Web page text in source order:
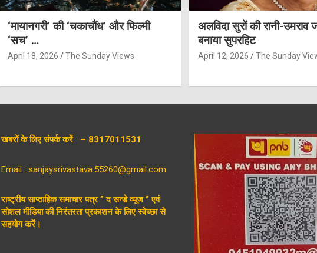
‘मायानगरी’ की ‘चकाचौंध’ और फिल्मी
‘सच’ …
April 18, 2026 The Sunday Views
अलविदा सुरों की रानी-उमराव
बनाया सुपरहिट
April 12, 2026 The Sunday
खबरों के लिए संपर्क करें – 8317011531
Email : sanjaysrivastava.55260@gmail.com
राष्ट्रीय साप्ताहिक समाचार पत्र ” द सन्डे व्यूज ” एवं
सोशल मीडिया की निरंतरता प्रकाशन के लिए स्वेच्छा से
सहयोग करें।